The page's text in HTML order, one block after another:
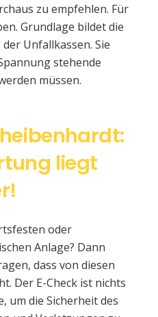
zu empfehlen. Für
Grundlage bildet die
Unfallkassen. Sie
stehende
müssen.
liegt
oder
Anlage? Dann
dass von diesen
Der E-Check ist nichts
um die Sicherheit des